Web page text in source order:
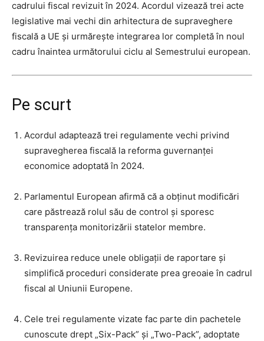
cadrului fiscal revizuit în 2024. Acordul vizează trei acte
legislative mai vechi din arhitectura de supraveghere
fiscală a UE și urmărește integrarea lor completă în noul
cadru înaintea următorului ciclu al Semestrului european.
Pe scurt
Acordul adaptează trei regulamente vechi privind
supravegherea fiscală la reforma guvernanței
economice adoptată în 2024.
Parlamentul European afirmă că a obținut modificări
care păstrează rolul său de control și sporesc
transparența monitorizării statelor membre.
Revizuirea reduce unele obligații de raportare și
simplifică proceduri considerate prea greoaie în cadrul
fiscal al Uniunii Europene.
Cele trei regulamente vizate fac parte din pachetele
cunoscute drept „Six-Pack” și „Two-Pack”, adoptate